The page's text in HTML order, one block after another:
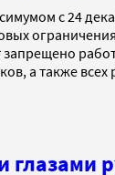
с 24
а также